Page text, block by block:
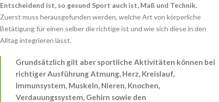
Entscheidend ist, so gesund Sport auch ist, Maß und Technik.
Zuerst muss herausgefunden werden, welche Art von körperliche
Betätigung für einen selber die richtige ist und wie sich diese in den
Alltag integrieren lässt.
Grundsätzlich gilt aber sportliche Aktivitäten können bei
richtiger Ausführung Atmung, Herz, Kreislauf,
Immunsystem, Muskeln, Nieren, Knochen,
Verdauungssystem, Gehirn sowie den